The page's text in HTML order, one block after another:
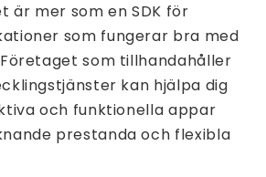
är mer som en SDK för
som fungerar bra med
som tillhandahåller
kan hjälpa dig
och funktionella appar
prestanda och flexibla